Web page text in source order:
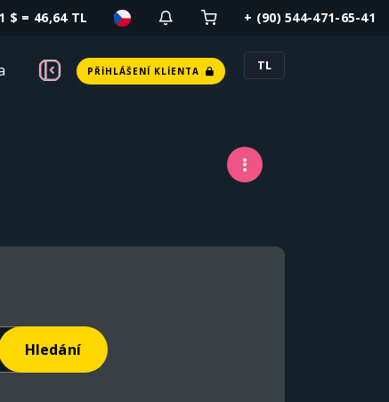
1 $ = 46,64 TL + (90) 544-471-65-41
PŘIHLÁŠENÍ KLIENTA TL